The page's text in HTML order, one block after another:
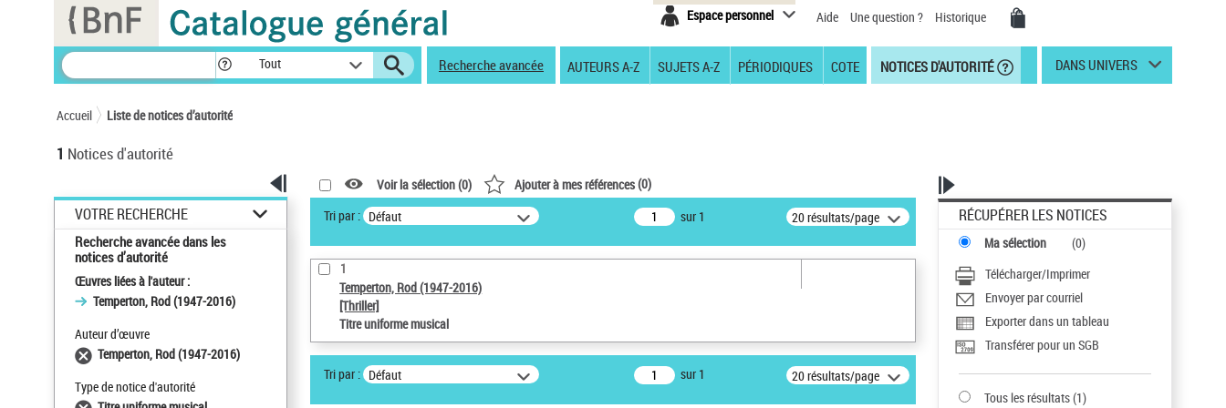
Espace personnel Aide Une question ? Historique
Tout Recherche avancée AUTEURS A-Z SUJETS A-Z PÉRIODIQUES COTE NOTICES D'AUTORITÉ DANS UNIVERS
Accueil Liste de notices d’autorité
1 Notices d'autorité
VOTRE RECHERCHE
Recherche avancée dans les
notices d’autorité
Œuvres liées à l'auteur :
Temperton, Rod (1947-2016)
Auteur d’œuvre
Temperton, Rod (1947-2016)
Type de notice d'autorité
Voir la sélection (0) Ajouter à mes références(0)
Tri par : Défaut sur 1 20 résultats/page
1
Temperton, Rod (1947-2016)
[Thriller]
Titre uniforme musical
Tri par : Défaut sur 1 20 résultats/page
RÉCUPÉRER LES NOTICES
Ma sélection (0)
Télécharger/Imprimer
Envoyer par courriel
Exporter dans un tableau
Transférer pour un SGB
Tous les résultats(1)
Panneau de gestion des cookies